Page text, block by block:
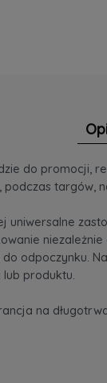
do promocji,
uniwersalne
do odpoczynku.
produktu.
na